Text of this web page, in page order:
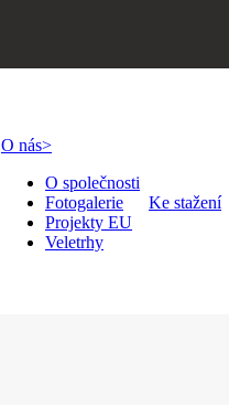
O nás>
O společnosti
Fotogalerie
Projekty EU
Veletrhy
Ke stažení